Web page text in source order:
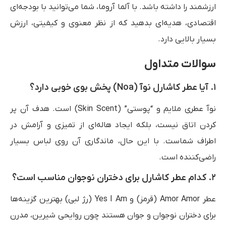
ارزشمند را داشته باشد. با آلما آروما، شما می‌توانید با بودجه‌ای
اقتصادی، هدیه‌ای بدهید که از نظر معنوی و کیفیتی، ارزش
بسیار بالایی دارد.
سوالات متداول
۱. آیا عطر کاشارل نوآ (Noa) پخش بوی خوبی دارد؟
نوآ عطری ملایم و “پوستی” (Skin Scent) است. هدف آن پر
کردن اتاق نیست، بلکه ایجاد هاله‌ای از تمیزی و آرامش در
اطراف شماست. با این حال، ماندگاری آن روی لباس بسیار
راضی‌کننده است.
۲. کدام عطر کاشارل برای دختران نوجوان مناسب است؟
عطر Amor Amor (قرمز) و Yes I Am (رژ لبی) بهترین گزینه‌ها
برای دختران نوجوان و جوان هستند چون روایحی شیرین، مدرن